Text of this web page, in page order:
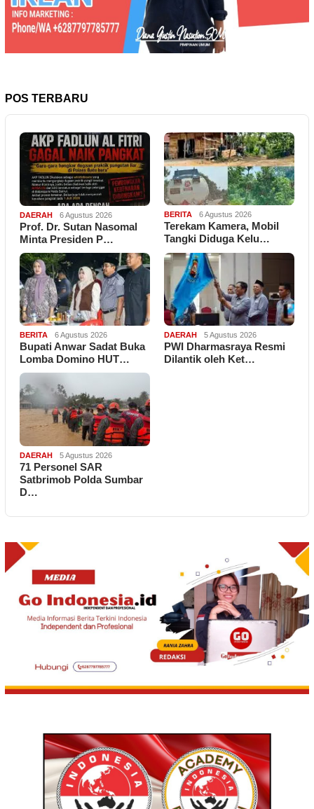
POS TERBARU
DAERAH 6 Agustus 2026
Prof. Dr. Sutan Nasomal
Minta Presiden P…
BERITA 6 Agustus 2026
Terekam Kamera, Mobil
Tangki Diduga Kelu…
BERITA 6 Agustus 2026
Bupati Anwar Sadat Buka
Lomba Domino HUT…
DAERAH 5 Agustus 2026
PWI Dharmasraya Resmi
Dilantik oleh Ket…
DAERAH 5 Agustus 2026
71 Personel SAR
Satbrimob Polda Sumbar
D…